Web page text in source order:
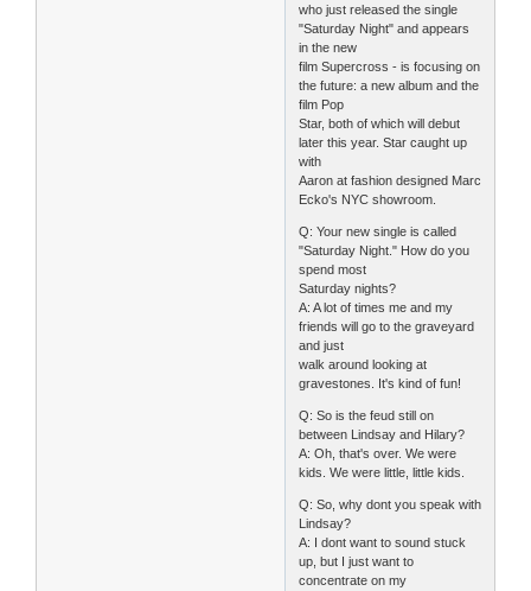
who just released the single
"Saturday Night" and appears
in the new
film Supercross - is focusing on
the future: a new album and the
film Pop
Star, both of which will debut
later this year. Star caught up
with
Aaron at fashion designed Marc
Ecko's NYC showroom.
Q: Your new single is called
"Saturday Night." How do you
spend most
Saturday nights?
A: A lot of times me and my
friends will go to the graveyard
and just
walk around looking at
gravestones. It's kind of fun!
Q: So is the feud still on
between Lindsay and Hilary?
A: Oh, that's over. We were
kids. We were little, little kids.
Q: So, why dont you speak with
Lindsay?
A: I dont want to sound stuck
up, but I just want to
concentrate on my